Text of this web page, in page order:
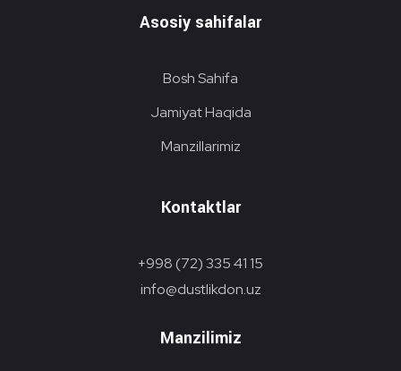
Asosiy sahifalar
Bosh Sahifa
Jamiyat Haqida
Manzillarimiz
Kontaktlar
+998 (72) 335 41 15
info@dustlikdon.uz
Manzilimiz